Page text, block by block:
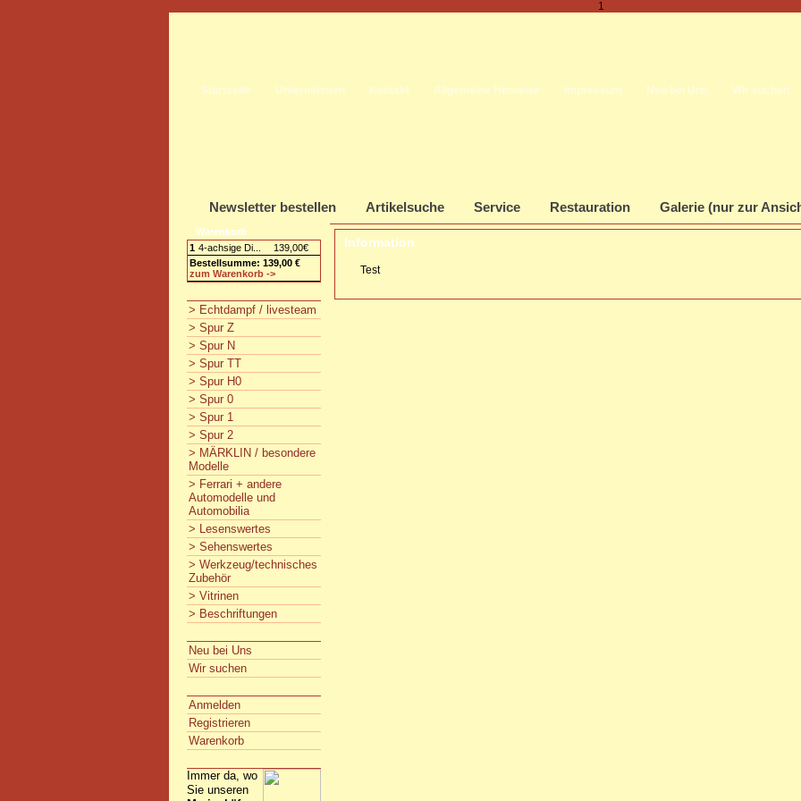
1
Startseite Unternehmen Kontakt Allgemeine Hinweise Impressum Neu bei Uns Wir suchen
Newsletter bestellen Artikelsuche Service Restauration Galerie (nur zur
Warenkorb
1 4-achsige Di...
139,00€
Bestellsumme: 139,00 €
zum Warenkorb ->
> Echtdampf / livesteam
> Spur Z
> Spur N
> Spur TT
> Spur H0
> Spur 0
> Spur 1
> Spur 2
> MÄRKLIN / besondere
Modelle
> Ferrari + andere
Automodelle und
Automobilia
> Lesenswertes
> Sehenswertes
> Werkzeug/technisches
Zubehör
> Vitrinen
> Beschriftungen
Neu bei Uns
Wir suchen
Anmelden
Registrieren
Warenkorb
Immer da, wo
Sie unseren
Information
Test